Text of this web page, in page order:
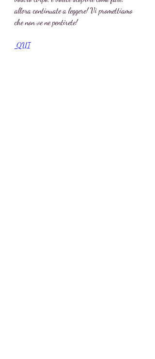
allora continuate a leggere! Vi promettiamo
che non ve ne pentirete!
QUI